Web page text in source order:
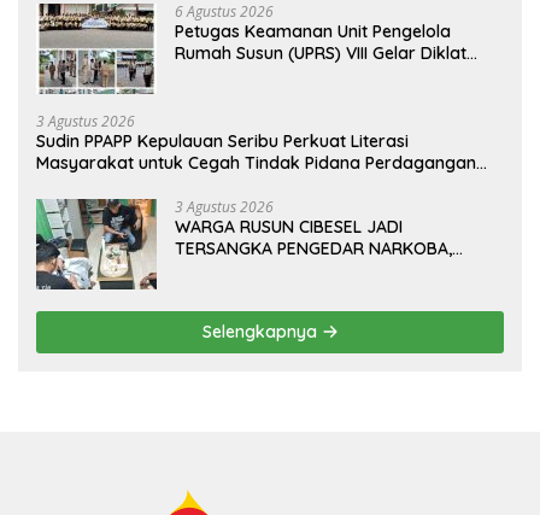
6 Agustus 2026
Petugas Keamanan Unit Pengelola
Rumah Susun (UPRS) VIII Gelar Diklat
3 Agustus 2026
Sudin PPAPP Kepulauan Seribu Perkuat Literasi
Masyarakat untuk Cegah Tindak Pidana Perdagangan
3 Agustus 2026
WARGA RUSUN CIBESEL JADI
TERSANGKA PENGEDAR NARKOBA,
Selengkapnya